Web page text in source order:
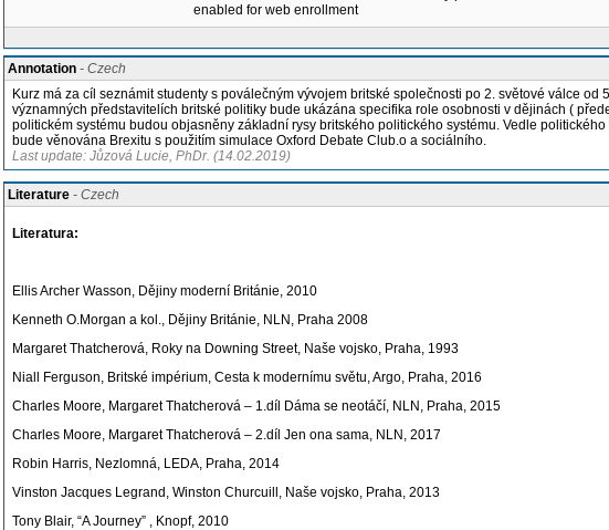
enabled for web enrollment
Annotation - Czech
Kurz má za cíl seznámit studenty s poválečným vývojem britské společnosti po 2. světové válce
významných představitelích britské politiky bude ukázána specifika role osobnosti v dějinách (
politickém systému budou objasněny základní rysy britského politického systému. Vedle
bude věnována Brexitu s použitím simulace Oxford Debate Club.o a sociálního.
Last update: Jůzová Lucie, PhDr. (14.02.2019)
Literature - Czech
Literatura:
Ellis Archer Wasson, Dějiny moderní Británie, 2010
Kenneth O.Morgan a kol., Dějiny Británie, NLN, Praha 2008
Margaret Thatcherová, Roky na Downing Street, Naše vojsko, Praha, 1993
Niall Ferguson, Britské impérium, Cesta k modernímu světu, Argo, Praha, 2016
Charles Moore, Margaret Thatcherová – 1.díl Dáma se neotáčí, NLN, Praha, 2015
Charles Moore, Margaret Thatcherová – 2.díl Jen ona sama, NLN, 2017
Robin Harris, Nezlomná, LEDA, Praha, 2014
Vinston Jacques Legrand, Winston Churcuill, Naše vojsko, Praha, 2013
Tony Blair, “A Journey” , Knopf, 2010